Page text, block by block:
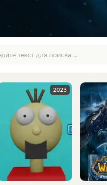
2010